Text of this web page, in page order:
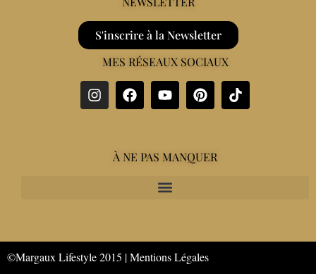
S'inscrire à la Newsletter
MES RÉSEAUX SOCIAUX
À NE PAS MANQUER
©Margaux Lifestyle 2015 |Mentions Légales